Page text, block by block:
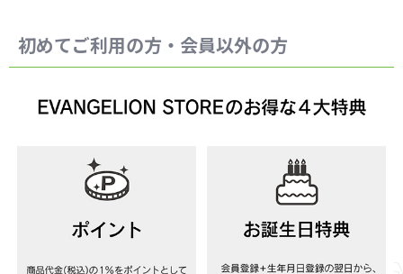
初めてご利用の方・会員以外の方